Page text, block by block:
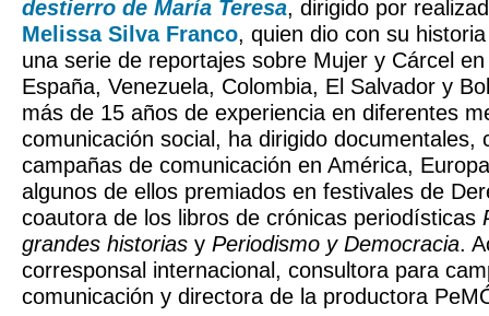
destierro de María Teresa, dirigido por
Melissa Silva Franco, quien dio con su
una serie de reportajes sobre Mujer y Cárcel
España, Venezuela, Colombia, El Salvador y
más de 15 años de experiencia en diferentes
comunicación social, ha dirigido documentales,
campañas de comunicación en América,
algunos de ellos premiados en festivales de
coautora de los libros de crónicas periodísticas
grandes historias y Periodismo y Democracia.
corresponsal internacional, consultora para
comunicación y directora de la productora